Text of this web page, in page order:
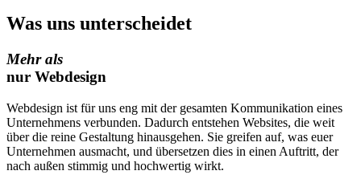
Was uns unterscheidet
Mehr als
nur Webdesign
Webdesign ist für uns eng mit der gesamten Kommunikation eines
Unternehmens verbunden. Dadurch entstehen Websites, die weit
über die reine Gestaltung hinausgehen. Sie greifen auf, was euer
Unternehmen ausmacht, und übersetzen dies in einen Auftritt, der
nach außen stimmig und hochwertig wirkt.